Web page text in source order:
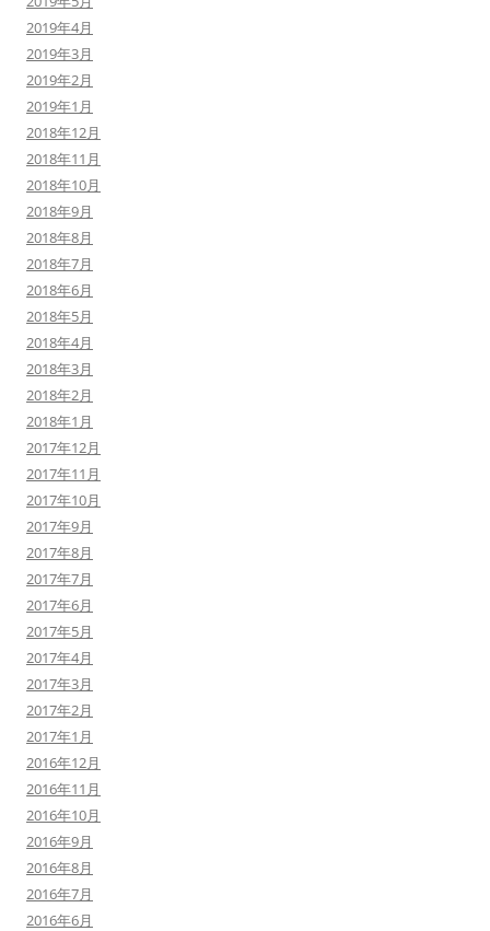
2019年4月
2019年3月
2019年2月
2019年1月
2018年12月
2018年11月
2018年10月
2018年9月
2018年8月
2018年7月
2018年6月
2018年5月
2018年4月
2018年3月
2018年2月
2018年1月
2017年12月
2017年11月
2017年10月
2017年9月
2017年8月
2017年7月
2017年6月
2017年5月
2017年4月
2017年3月
2017年2月
2017年1月
2016年12月
2016年11月
2016年10月
2016年9月
2016年8月
2016年7月
2016年6月